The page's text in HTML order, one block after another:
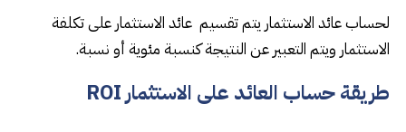
لحساب عائد الاستثمار يتم تقسيم عائد الاستثمار على تكلفة
الاستثمار ويتم التعبير عن النتيجة كنسبة مئوية أو نسبة.
طريقة حساب العائد على الاستثمار ROI